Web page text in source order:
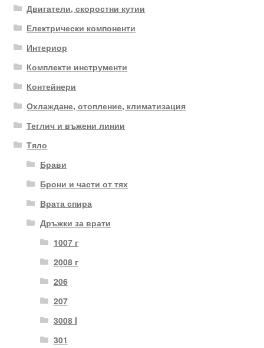
Двигатели, скоростни кутии
Електрически компоненти
Интериор
Комплекти инструменти
Контейнери
Охлаждане, отопление, климатизация
Теглич и въжени линии
Тяло
Брави
Брони и части от тях
Врата спира
Дръжки за врати
1007 г
2008 г
206
207
3008 I
301